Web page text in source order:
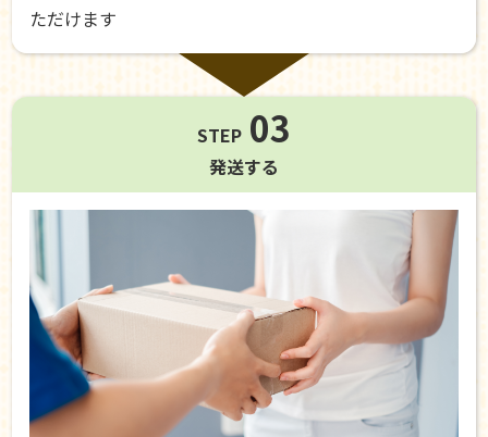
ただけます
STEP 03
発送する